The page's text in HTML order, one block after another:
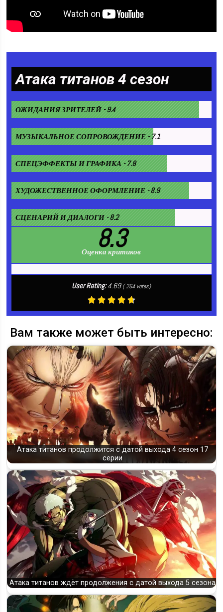
Атака титанов 4 сезон
ОЖИДАНИЯ ЗРИТЕЛЕЙ - 9.4
МУЗЫКАЛЬНОЕ СОПРОВОЖДЕНИЕ - 7.1
СПЕЦЭФФЕКТЫ И ГРАФИКА - 7.8
ХУДОЖЕСТВЕННОЕ ОФОРМЛЕНИЕ - 8.9
СЦЕНАРИЙ И ДИАЛОГИ - 8.2
8.3
Оценка критиков
User Rating:4.69 (264votes)
Вам также может быть интересно:
Атака титанов продолжится с датой выхода 4 сезон 17
серии
Атака титанов ждёт продолжения с датой выхода 5 сезона